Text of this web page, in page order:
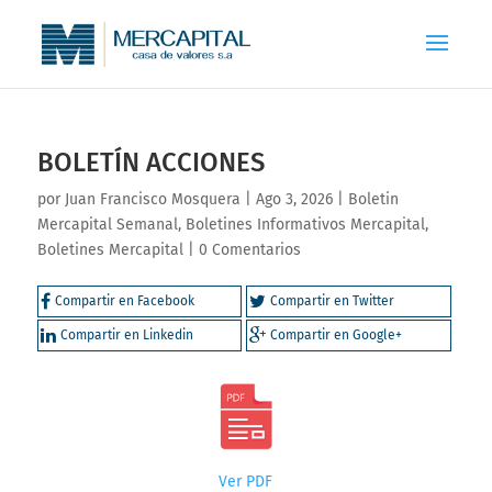
BOLETÍN ACCIONES
por Juan Francisco Mosquera Ago 3, 2026| Boletin
Mercapital Semanal, Boletines Informativos Mercapital,
Boletines Mercapital| 0 Comentarios
Compartir en Facebook Compartir en Twitter
Compartir en Linkedin Compartir en Google+
Ver PDF